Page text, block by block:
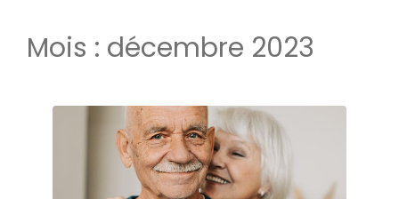
Mois : décembre 2023